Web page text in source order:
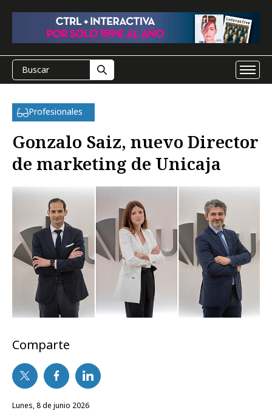
Profesionales
Gonzalo Saiz, nuevo Director
de marketing de Unicaja
Comparte
lunes, 8 de junio 2026